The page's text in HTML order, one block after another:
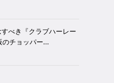
べき『クラブハーレー
チョッパー...